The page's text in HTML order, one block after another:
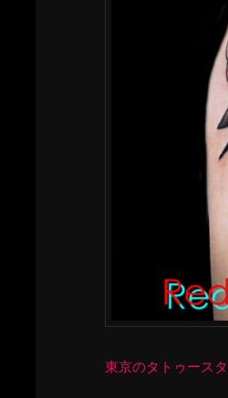
東京のタトゥース